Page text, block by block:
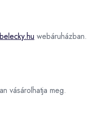
webáruházban.
vásárolhatja meg.